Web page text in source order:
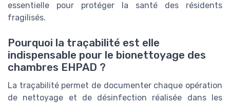
essentielle pour protéger la santé des résidents
fragilisés.
Pourquoi la traçabilité est elle
indispensable pour le bionettoyage des
chambres EHPAD ?
La traçabilité permet de documenter chaque opération
de nettoyage et de désinfection réalisée dans les